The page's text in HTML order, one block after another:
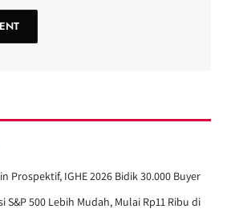
Prospektif, IGHE 2026 Bidik 30.000 Buyer
S&P 500 Lebih Mudah, Mulai Rp11 Ribu di